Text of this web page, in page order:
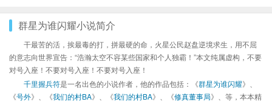
群星为谁闪耀小说简介
干最苦的活，挨最毒的打，拼最硬的命，火星公民赵盘逆境求生，用不屈
的意志向世界宣告：“浩瀚太空不容某些国家和个人独霸！”本文纯属虚构，不要
对号入座！不要对号入座！不要对号入座！
千里握兵符是一名出色的小说作者，他的作品包括：《群星为谁闪耀》、
《号外》、《我们的村BA》、《我们的村BA》、《修真董事局》、等，本本精